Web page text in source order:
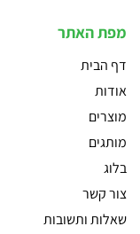
מפת האתר
דף הבית
אודות
מוצרים
מותגים
בלוג
צור קשר
שאלות ותשובות